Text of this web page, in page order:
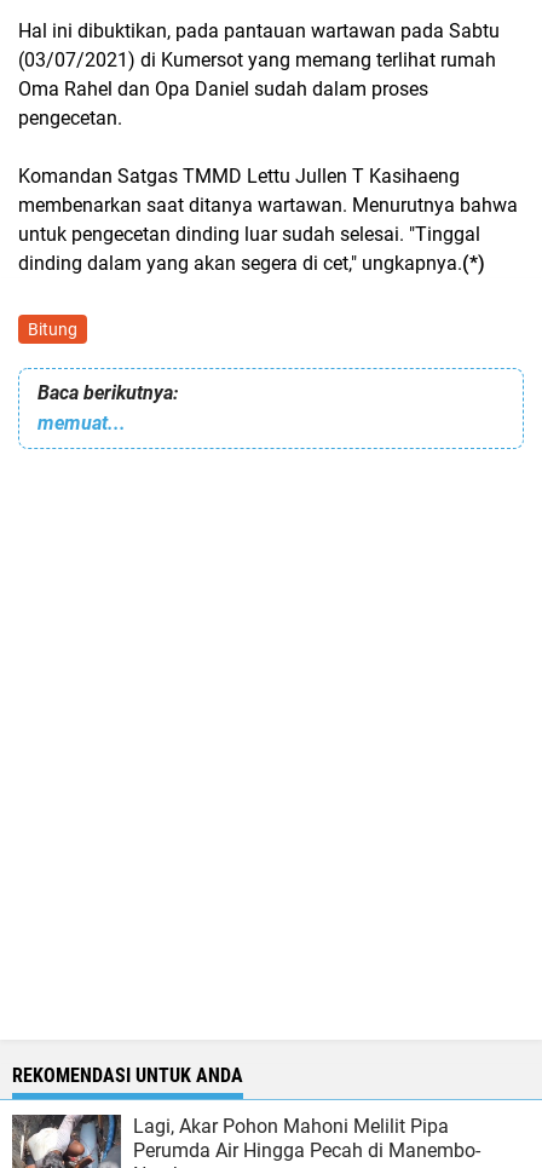
Hal ini dibuktikan, pada pantauan wartawan pada Sabtu
(03/07/2021) di Kumersot yang memang terlihat rumah
Oma Rahel dan Opa Daniel sudah dalam proses
pengecetan.
Komandan Satgas TMMD Lettu Jullen T Kasihaeng
membenarkan saat ditanya wartawan. Menurutnya bahwa
untuk pengecetan dinding luar sudah selesai. "Tinggal
dinding dalam yang akan segera di cet," ungkapnya.(*)
Bitung
Baca berikutnya:
memuat...
REKOMENDASI UNTUK ANDA
Lagi, Akar Pohon Mahoni Melilit Pipa
Perumda Air Hingga Pecah di Manembo-